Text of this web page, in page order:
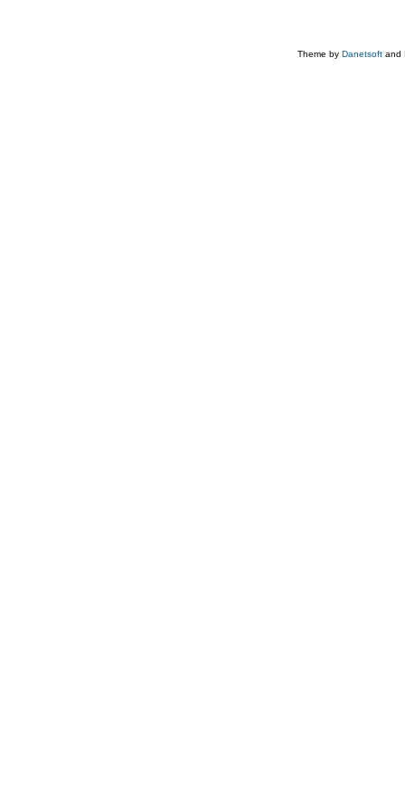
Theme by Danetsoft and